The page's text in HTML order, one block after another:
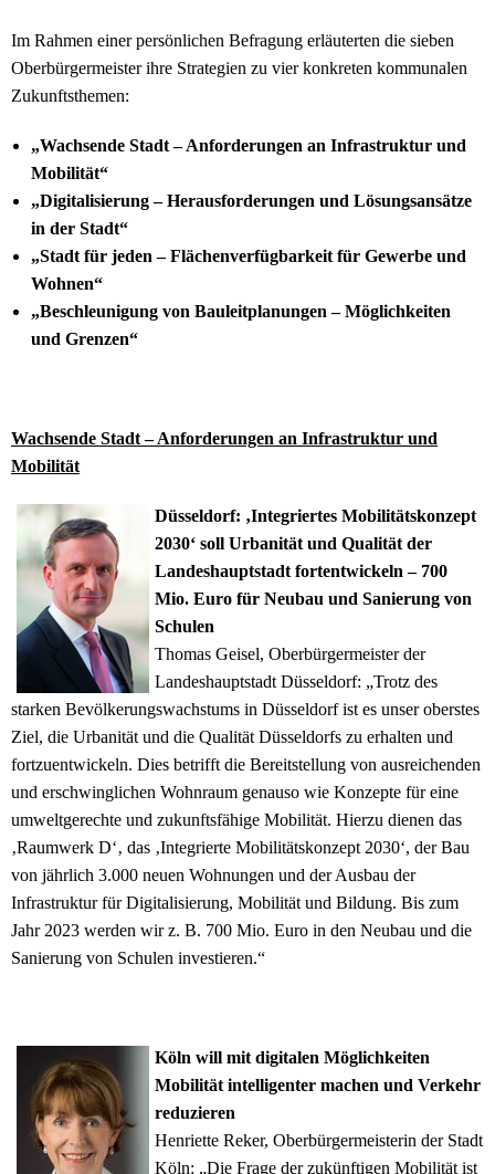
Im Rahmen einer persönlichen Befragung erläuterten die sieben
Oberbürgermeister ihre Strategien zu vier konkreten kommunalen
Zukunftsthemen:
„Wachsende Stadt – Anforderungen an Infrastruktur und
Mobilität“
„Digitalisierung – Herausforderungen und Lösungsansätze
in der Stadt“
„Stadt für jeden – Flächenverfügbarkeit für Gewerbe und
Wohnen“
„Beschleunigung von Bauleitplanungen – Möglichkeiten
und Grenzen“
Wachsende Stadt – Anforderungen an Infrastruktur und
Mobilität
Düsseldorf: ‚Integriertes Mobilitätskonzept
2030‘ soll Urbanität und Qualität der
Landeshauptstadt fortentwickeln – 700
Mio. Euro für Neubau und Sanierung von
Schulen
Thomas Geisel, Oberbürgermeister der
Landeshauptstadt Düsseldorf: „Trotz des
starken Bevölkerungswachstums in Düsseldorf ist es unser oberstes
Ziel, die Urbanität und die Qualität Düsseldorfs zu erhalten und
fortzuentwickeln. Dies betrifft die Bereitstellung von ausreichenden
und erschwinglichen Wohnraum genauso wie Konzepte für eine
umweltgerechte und zukunftsfähige Mobilität. Hierzu dienen das
‚Raumwerk D‘‚ das ‚Integrierte Mobilitätskonzept 2030‘, der Bau
von jährlich 3.000 neuen Wohnungen und der Ausbau der
Infrastruktur für Digitalisierung, Mobilität und Bildung. Bis zum
Jahr 2023 werden wir z. B. 700 Mio. Euro in den Neubau und die
Sanierung von Schulen investieren.“
Köln will mit digitalen Möglichkeiten
Mobilität intelligenter machen und Verkehr
reduzieren
Henriette Reker, Oberbürgermeisterin der Stadt
Köln: „Die Frage der zukünftigen Mobilität ist